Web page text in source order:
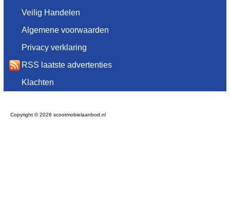
Veilig Handelen
Algemene voorwaarden
Privacy verklaring
RSS laatste advertenties
Klachten
Copyright © 2026 scootmobielaanbod.nl